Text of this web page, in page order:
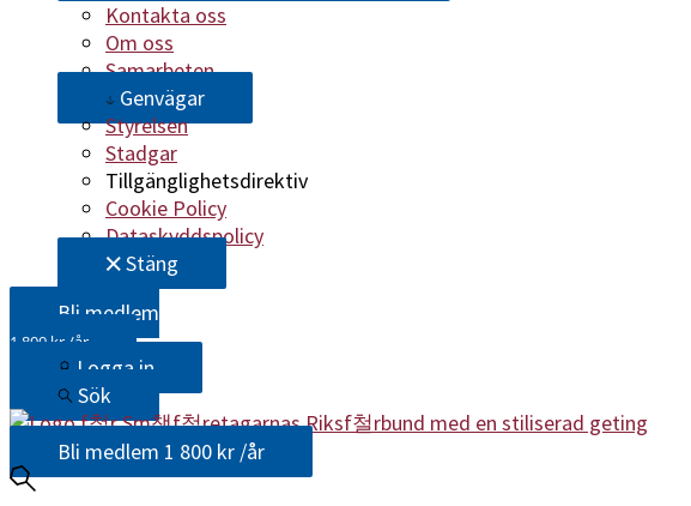
Kontakta oss
Om oss
Samarbeten
Genvägar
Styrelsen
Stadgar
Tillgänglighetsdirektiv
Cookie Policy
Dataskyddspolicy
Stäng
Bli medlem
1 800 kr /år
Logga in
Sök
Bli medlem 1 800 kr /år